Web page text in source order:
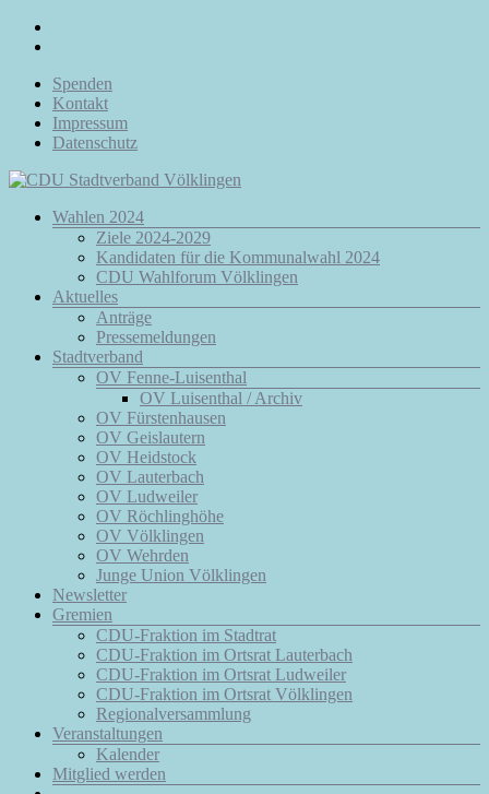
Zum
Inhalt
Spenden
Kontakt
Impressum
Datenschutz
CDU
Stadtverband
Völklingen
Euch.
Menü
Wahlen 2024
Ziele 2024-2029
Kandidaten für die Kommunalwahl 2024
CDU Wahlforum Völklingen
Aktuelles
Anträge
Pressemeldungen
Stadtverband
OV Fenne-Luisenthal
OV Luisenthal / Archiv
OV Fürstenhausen
OV Geislautern
OV Heidstock
OV Lauterbach
OV Ludweiler
OV Röchlinghöhe
OV Völklingen
OV Wehrden
Junge Union Völklingen
Newsletter
Gremien
CDU-Fraktion im Stadtrat
CDU-Fraktion im Ortsrat Lauterbach
CDU-Fraktion im Ortsrat Ludweiler
CDU-Fraktion im Ortsrat Völklingen
Regionalversammlung
Veranstaltungen
Kalender
Mitglied werden